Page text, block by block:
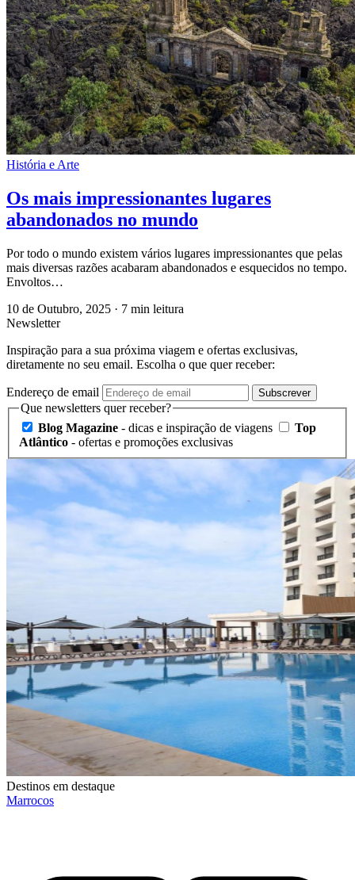
História e Arte
Os mais impressionantes lugares
abandonados no mundo
Por todo o mundo existem vários lugares impressionantes que pelas
mais diversas razões acabaram abandonados e esquecidos no tempo.
Envoltos…
10 de Outubro, 2025 · 7 min leitura
Newsletter
Inspiração para a sua próxima viagem e ofertas exclusivas,
diretamente no seu email. Escolha o que quer receber:
Endereço de email Subscrever
Que newsletters quer receber?
Blog Magazine - dicas e inspiração de viagens
Top
Atlântico - ofertas e promoções exclusivas
Destinos em destaque
Marrocos